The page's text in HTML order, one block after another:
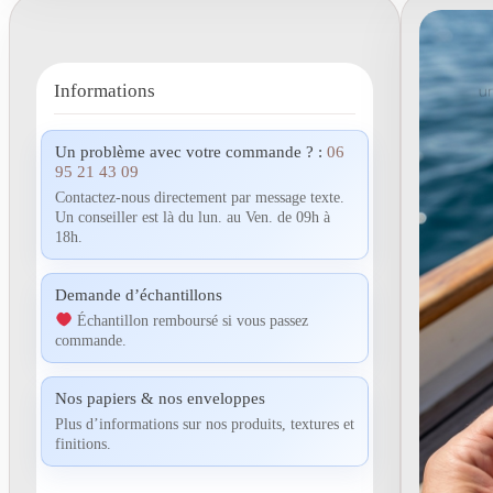
Informations
Un problème avec votre commande ? : 06
95 21 43 09
Contactez-nous directement par message texte.
Un conseiller est là du lun. au Ven. de 09h à
18h.
Demande d’échantillons
Échantillon remboursé si vous passez
commande.
Nos papiers & nos enveloppes
Plus d’informations sur nos produits, textures et
finitions.